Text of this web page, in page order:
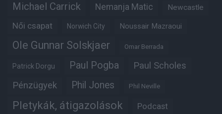
Michael Carrick Nemanja Matic Newcastle
Női csapat Norwich City Noussair Mazraoui
Ole Gunnar Solskjaer Omar Berrada
Patrick Dorgu Paul Pogba Paul Scholes
Pénzügyek Phil Jones Phil Neville
Pletykák, átigazolások Podcast